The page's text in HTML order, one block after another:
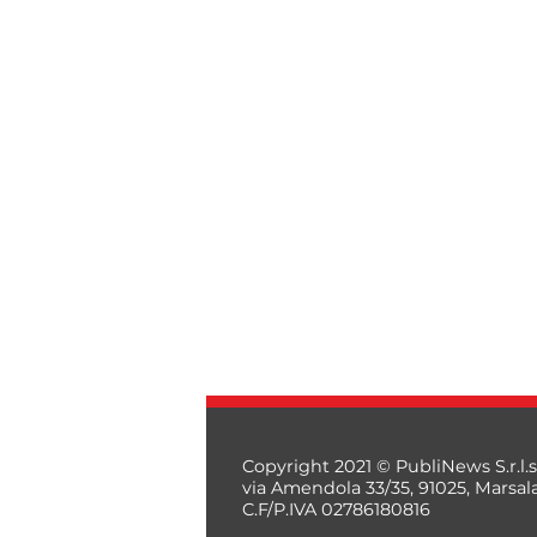
Copyright 2021 © PubliNews
via Amendola 33/35, 91025,
C.F/P.IVA 02786180816